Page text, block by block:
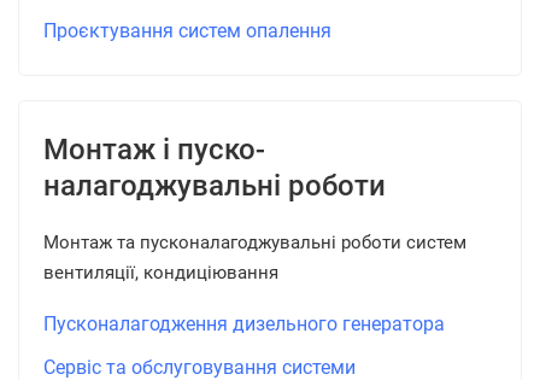
Проєктування систем опалення
Монтаж і пуско-
налагоджувальні роботи
Монтаж та пусконалагоджувальні роботи систем
вентиляції, кондиціювання
Пусконалагодження дизельного генератора
Сервіс та обслуговування системи